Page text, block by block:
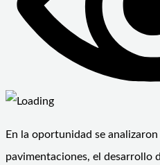
En la oportunidad se
pavimentaciones, el desarrollo